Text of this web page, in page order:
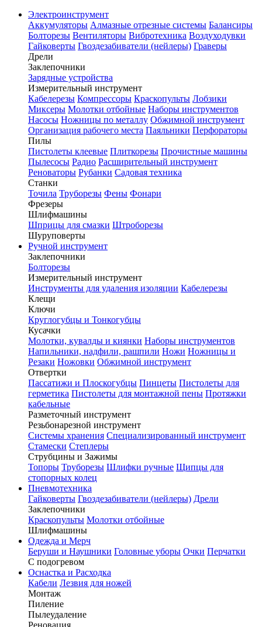
Электроинструмент
Аккумуляторы Алмазные отрезные системы Балансиры
Болторезы Вентиляторы Вибротехника Воздуходувки
Гайковерты Гвоздезабиватели (нейлеры) Граверы
Дрели
Заклепочники
Зарядные устройства
Измерительный инструмент
Кабелерезы Компрессоры Краскопульты Лобзики
Миксеры Молотки отбойные Наборы инструментов
Насосы Ножницы по металлу Обжимной инструмент
Организация рабочего места Паяльники Перфораторы
Пилы
Пистолеты клеевые Плиткорезы Прочистные машины
Пылесосы Радио Расширительный инструмент
Реноваторы Рубанки Садовая техника
Станки
Точила Труборезы Фены Фонари
Фрезеры
Шлифмашины
Шприцы для смазки Штроборезы
Шуруповерты
Ручной инструмент
Заклепочники
Болторезы
Измерительный инструмент
Инструменты для удаления изоляции Кабелерезы
Клещи
Ключи
Круглогубцы и Тонкогубцы
Кусачки
Молотки, кувалды и киянки Наборы инструментов
Напильники, надфили, рашпили Ножи Ножницы и
Резаки Ножовки Обжимной инструмент
Отвертки
Пассатижи и Плоскогубцы Пинцеты Пистолеты для
герметика Пистолеты для монтажной пены Протяжки
кабельные
Разметочный инструмент
Резьбонарезной инструмент
Системы хранения Специализированный инструмент
Стамески Степлеры
Струбцины и Зажимы
Топоры Труборезы Шлифки ручные Щипцы для
стопорных колец
Пневмотехника
Гайковерты Гвоздезабиватели (нейлеры) Дрели
Заклепочники
Краскопульты Молотки отбойные
Шлифмашины
Одежда и Мерч
Беруши и Наушники Головные уборы Очки Перчатки
С подогревом
Оснастка и Расходка
Кабели Лезвия для ножей
Монтаж
Пиление
Пылеудаление
Реновация